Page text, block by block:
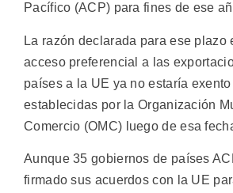
Pacífico (ACP) para fines de ese
La razón declarada para ese plazo
acceso preferencial a las
países a la UE ya no estaría
establecidas por la Organización
Comercio (OMC) luego de esa
Aunque 35 gobiernos de países
firmado sus acuerdos con la UE